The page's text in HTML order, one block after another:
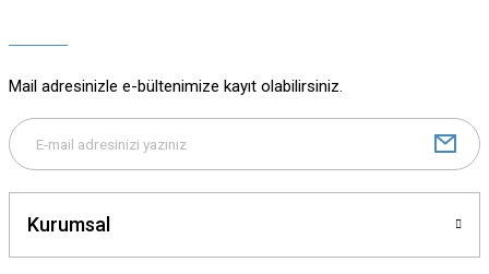
Ürün açıklamasında eksik bilgiler bulunuyor.
Ürün bilgilerinde hatalar bulunuyor.
Bu ürüne benzer farklı alternatifler olmalı.
Mail adresinizle e-bültenimize kayıt olabilirsiniz.
Kurumsal